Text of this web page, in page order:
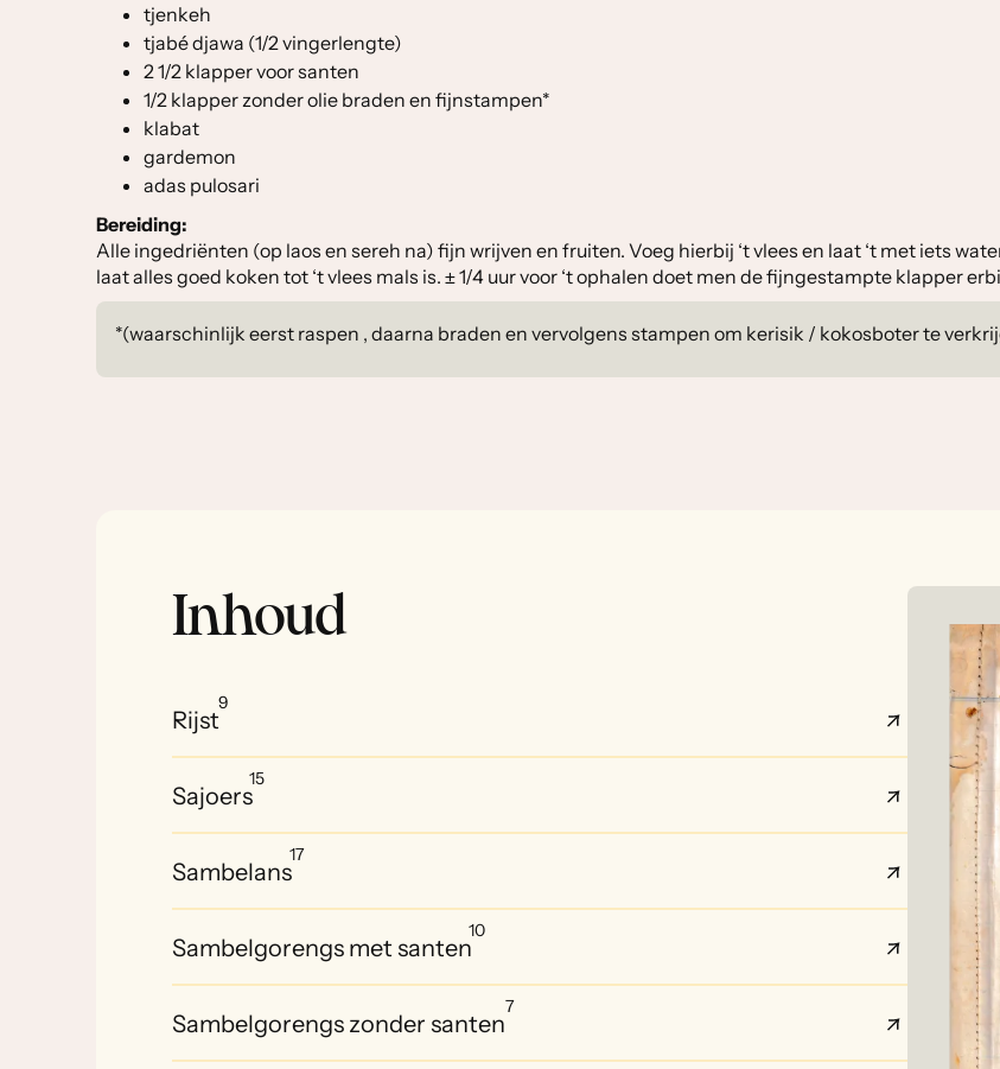
tjenkeh
tjabé djawa (1/2 vingerlengte)
2 1/2 klapper voor santen
1/2 klapper zonder olie braden en fijnstampen*
klabat
gardemon
adas pulosari
Bereiding:
Alle ingedriënten (op laos en sereh na) fijn wrijven en fruiten. Voeg hierbij ‘t vlees en laat ‘t met iets
laat alles goed koken tot ‘t vlees mals is. ± 1/4 uur voor ‘t ophalen doet men de fijngestampte klapper
*(waarschinlijk eerst raspen , daarna braden en vervolgens stampen om kerisik / kokosboter te
Inhoud
Rijst
9
Sajoers
15
Sambelans
17
Sambelgorengs met santen
10
Sambelgorengs zonder santen
7